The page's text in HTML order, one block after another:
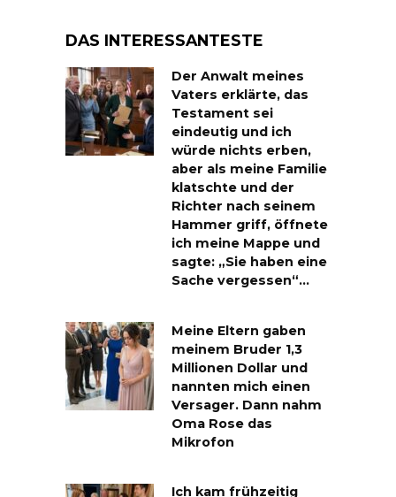
DAS INTERESSANTESTE
Der Anwalt meines
Vaters erklärte, das
Testament sei
eindeutig und ich
würde nichts erben,
aber als meine Familie
klatschte und der
Richter nach seinem
Hammer griff, öffnete
ich meine Mappe und
sagte: „Sie haben eine
Sache vergessen“…
Meine Eltern gaben
meinem Bruder 1,3
Millionen Dollar und
nannten mich einen
Versager. Dann nahm
Oma Rose das
Mikrofon
Ich kam frühzeitig